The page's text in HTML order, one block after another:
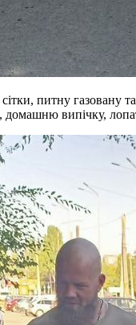
питну газовану та
випічку,